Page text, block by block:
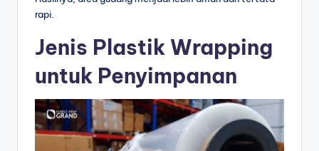
rapi.
Jenis Plastik Wrapping
untuk Penyimpanan